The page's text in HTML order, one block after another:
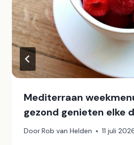
Mediterraan
gezond genieten elke
DoorRob van Helden 11 juli